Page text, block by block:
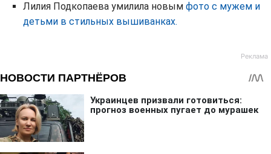
Лилия Подкопаева умилила новым фото с мужем и
детьми в стильных вышиванках.